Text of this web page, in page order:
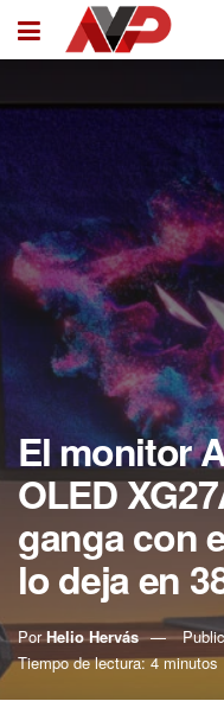
El monitor
OLED
ganga con
lo deja en
Por Helio Hervás
Tiempo de lectura: 4 minutos